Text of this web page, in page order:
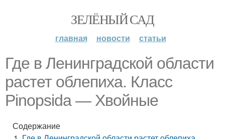
ЗЕЛЁНЫЙ САД
главная новости статьи
Где в Ленинградской области
растет облепиха. Класс
Pinopsida — Хвойные
Содержание